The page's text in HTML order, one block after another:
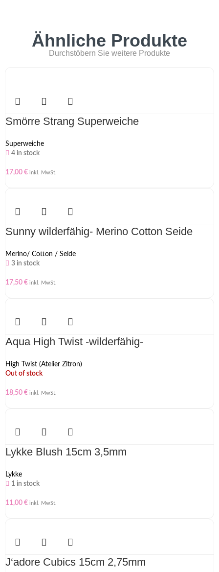
Ähnliche Produkte
Durchstöbern Sie weitere Produkte
Smörre Strang Superweiche
Superweiche
4 in stock
17,00 € inkl. MwSt.
Sunny wilderfähig- Merino Cotton Seide
Merino/ Cotton / Seide
3 in stock
17,50 € inkl. MwSt.
Aqua High Twist -wilderfähig-
High Twist (Atelier Zitron)
Out of stock
18,50 € inkl. MwSt.
Lykke Blush 15cm 3,5mm
Lykke
1 in stock
11,00 € inkl. MwSt.
J‘adore Cubics 15cm 2,75mm